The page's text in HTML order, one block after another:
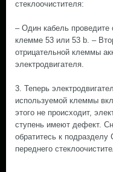
стеклоочистителя:
– Один кабель
клемме 53 или 53 b. –
отрицательной клеммы
электродвигателя.
3. Теперь
используемой клеммы
этого не происходит,
ступень имеют дефект.
обратитесь к подразделу
переднего